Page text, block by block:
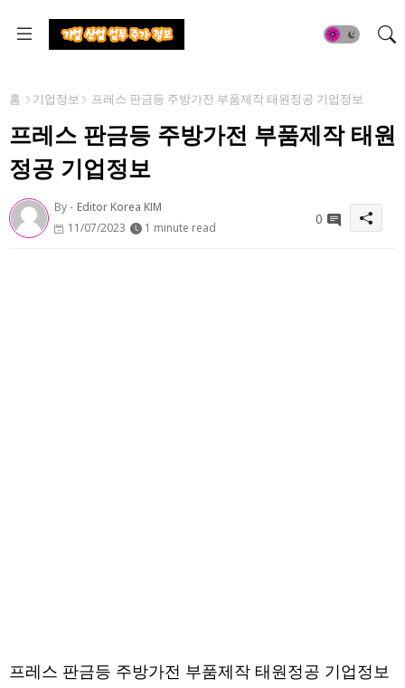
홈 기업정보 프레스 판금등 주방가전 부품제작 태원정공 기업정보
프레스 판금등 주방가전 부품제작 태원
정공 기업정보
By - Editor Korea KIM
11/07/2023
1 minute read
0
프레스 판금등 주방가전 부품제작 태원정공 기업정보